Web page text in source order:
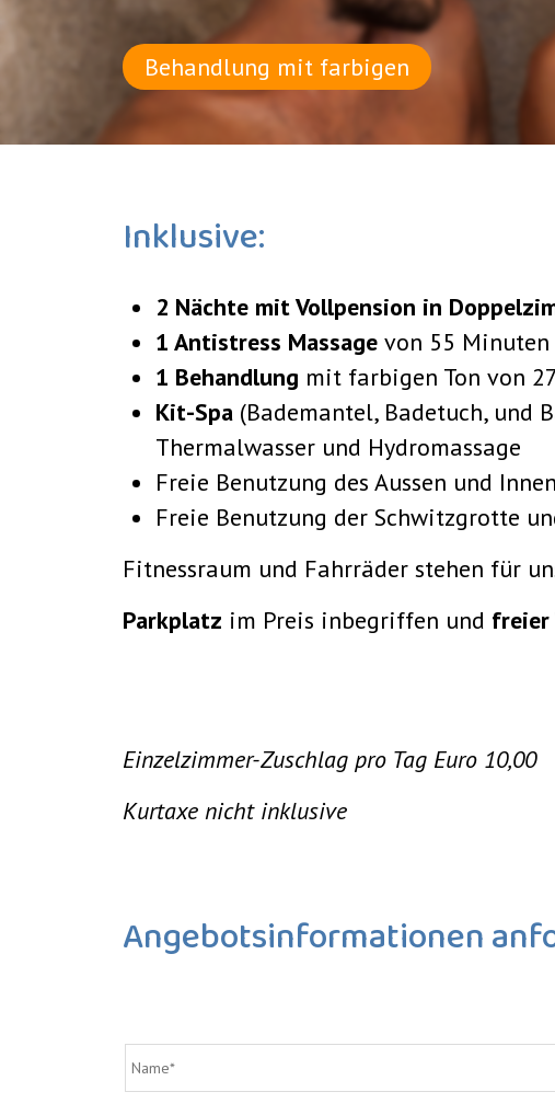
Behandlung mit farbigen
Inklusive:
2 Nächte mit Vollpension in
1 Antistress Massage von 55 Minuten
1 Behandlung mit farbigen Ton von
Kit-Spa (Bademantel, Badetuch, und
Thermalwasser und Hydromassage
Freie Benutzung des Aussen und
Freie Benutzung der Schwitzgrotte
Fitnessraum und Fahrräder stehen für
Parkplatz im Preis inbegriffen und freier
Einzelzimmer-Zuschlag pro Tag Euro 10,00
Kurtaxe nicht inklusive
Angebotsinformationen